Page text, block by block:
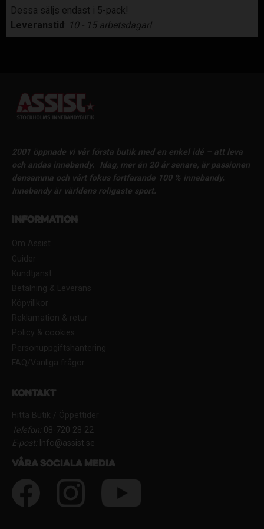
Dessa säljs endast i 5-pack!
Leveranstid : 10 - 15 arbetsdagar!
2001 öppnade vi vår första butik med en enkel idé – att leva
och andas innebandy.
Idag, mer än 20 år senare, är passionen
densamma och vårt fokus fortfarande 100 % innebandy.
Innebandy är världens roligaste sport.
Information
Om Assist
Guider
Kundtjänst
Betalning & Leverans
Köpvillkor
Reklamation & retur
Policy & cookies
Personuppgiftshantering
FAQ/Vanliga frågor
Kontakt
Hitta Butik / Öppettider
Telefon:08-720 28 22
E-post:Info@assist.se
Våra sociala media